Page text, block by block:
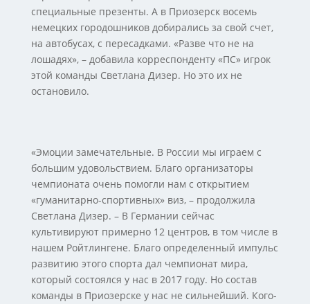
специальные презенты. А в Приозерск восемь
немецких городошников добирались за свой счет,
на автобусах, с пересадками. «Разве что не на
лошадях», – добавила корреспонденту «ПС» игрок
этой команды Светлана Дизер. Но это их не
остановило.
«Эмоции замечательные. В России мы играем с
большим удовольствием. Благо организаторы
чемпионата очень помогли нам с открытием
«гуманитарно-спортивных» виз, – продолжила
Светлана Дизер. – В Германии сейчас
культивируют примерно 12 центров, в том числе в
нашем Ройтлингене. Благо определенный импульс
развитию этого спорта дал чемпионат мира,
который состоялся у нас в 2017 году. Но состав
команды в Приозерске у нас не сильнейший. Кого-